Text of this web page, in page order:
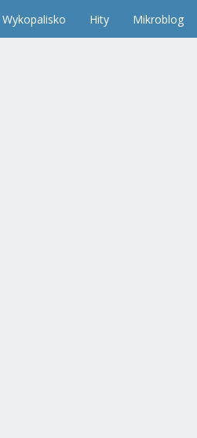
Wykopalisko Hity Mikroblog